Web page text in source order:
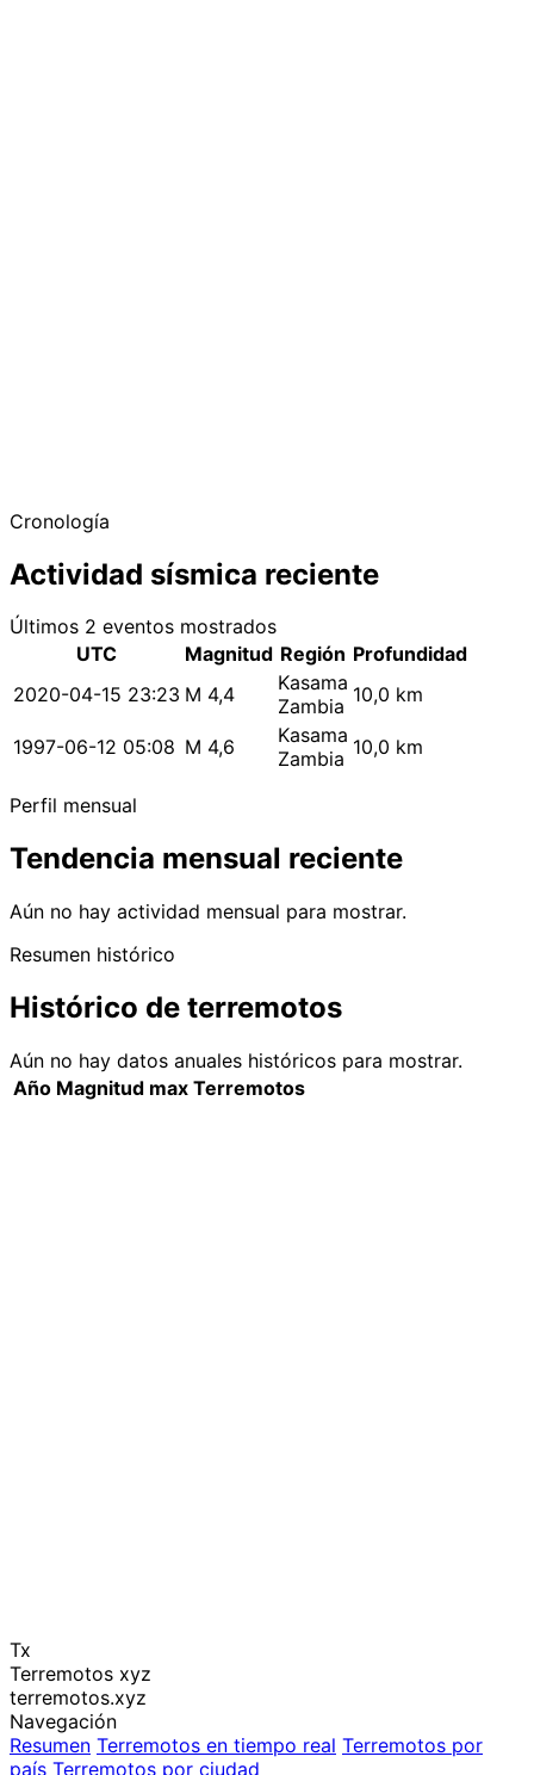
Cronología
Actividad sísmica reciente
Últimos 2 eventos mostrados
UTC
Magnitud Región Profundidad
2020-04-15 23:23 M 4,4
Kasama
Zambia 10,0 km
1997-06-12 05:08 M 4,6
Kasama
Zambia 10,0 km
Perfil mensual
Tendencia mensual reciente
Aún no hay actividad mensual para mostrar.
Resumen histórico
Histórico de terremotos
Aún no hay datos anuales históricos para mostrar.
Año Magnitud max Terremotos
Tx
Terremotos xyz
terremotos.xyz
Navegación
Resumen Terremotos en tiempo real Terremotos por
país Terremotos por ciudad